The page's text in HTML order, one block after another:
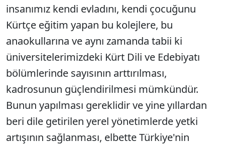
insanımız kendi evladını, kendi çocuğunu
Kürtçe eğitim yapan bu kolejlere, bu
anaokullarına ve aynı zamanda tabii ki
üniversitelerimizdeki Kürt Dili ve Edebiyatı
bölümlerinde sayısının arttırılması,
kadrosunun güçlendirilmesi mümkündür.
Bunun yapılması gereklidir ve yine yıllardan
beri dile getirilen yerel yönetimlerde yetki
artışının sağlanması, elbette Türkiye'nin